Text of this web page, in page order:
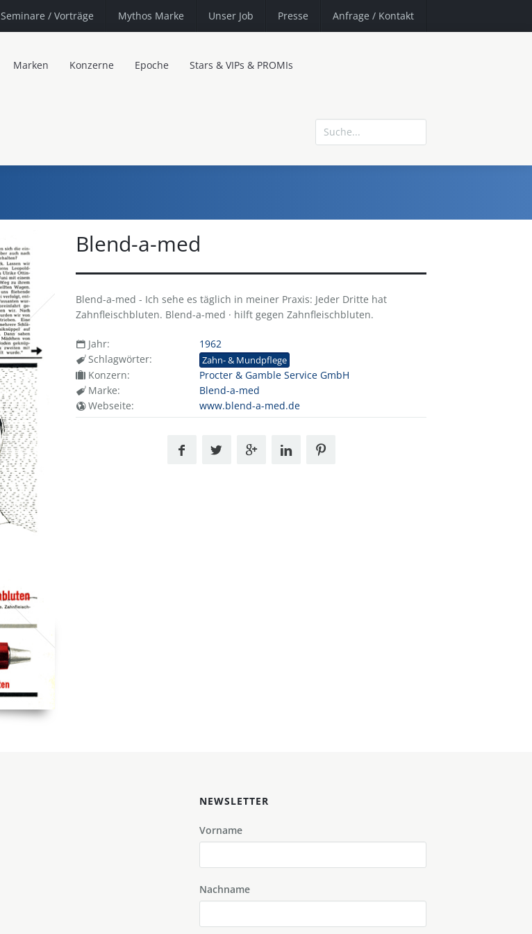
Seminare / Vorträge Mythos Marke Unser Job Presse Anfrage / Kontakt
Marken Konzerne Epoche Stars & VIPs & PROMIs
Blend-a-med
Blend-a-med - Ich sehe es täglich in meiner Praxis: Jeder Dritte hat
Zahnfleischbluten. Blend-a-med · hilft gegen Zahnfleischbluten.
Jahr:
1962
Schlagwörter:
Zahn- & Mundpflege
Konzern:
Procter & Gamble Service GmbH
Marke:
Blend-a-med
Webseite:
www.blend-a-med.de
NEWSLETTER
Vorname
Nachname